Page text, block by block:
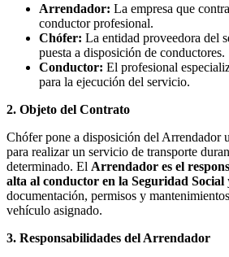
Arrendador: La empresa que
conductor profesional.
Chófer: La entidad proveedora del
puesta a disposición de conductores.
Conductor: El profesional
para la ejecución del servicio.
2. Objeto del Contrato
Chófer pone a disposición del Arrendador
para realizar un servicio de transporte
determinado. El Arrendador es el
alta al conductor en la Seguridad Social
documentación, permisos y
vehículo asignado.
3. Responsabilidades del Arrendador